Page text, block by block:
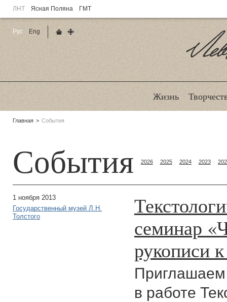
ЛНТ Ясная Поляна ГМТ
Жизнь
Родительские
Главная События
События 2026 2025 2024 2023
1 ноября 2013
Государственный музей Л.Н.
Толстого
семинар
рукописи
Приглашаем
в работе
Рус
Eng